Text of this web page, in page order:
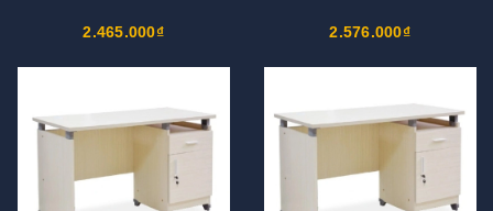
2.465.000₫ 2.576.000₫